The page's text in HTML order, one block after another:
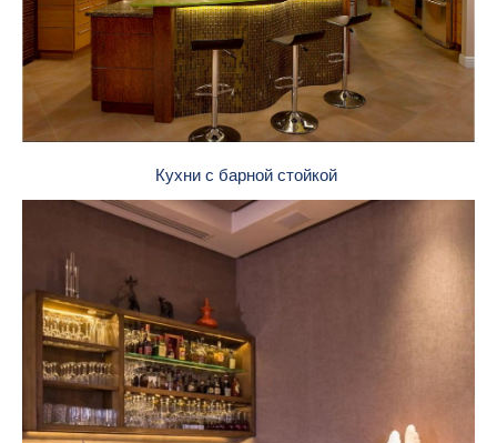
Кухни с барной стойкой